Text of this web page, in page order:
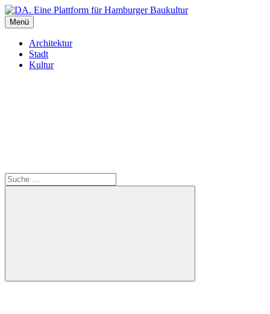
Inhalte
überspringen
DA. Eine Plattform für Hamburger Baukultur
Menü
Architektur
Stadt
Kultur